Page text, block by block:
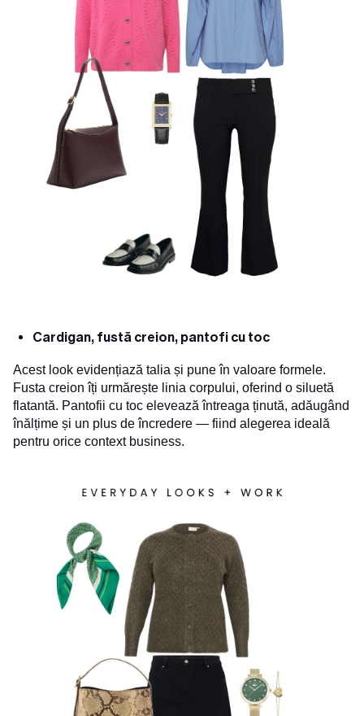
Cardigan, fustă creion, pantofi cu toc
Acest look evidențiază talia și pune în valoare formele.
Fusta creion îți urmărește linia corpului, oferind o siluetă
flatantă. Pantofii cu toc elevează întreaga ținută, adăugând
înălțime și un plus de încredere — fiind alegerea ideală
pentru orice context business.